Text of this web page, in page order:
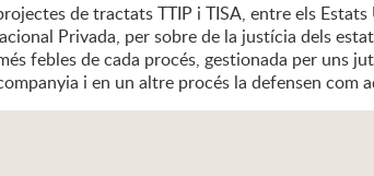
de tractats TTIP i TISA, entre els
Privada, per sobre de la justícia dels
febles de cada procés, gestionada per uns
i en un altre procés la defensen com